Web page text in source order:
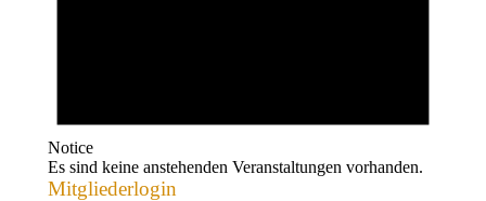
Notice
Es sind keine anstehenden Veranstaltungen vorhanden.
Mitgliederlogin